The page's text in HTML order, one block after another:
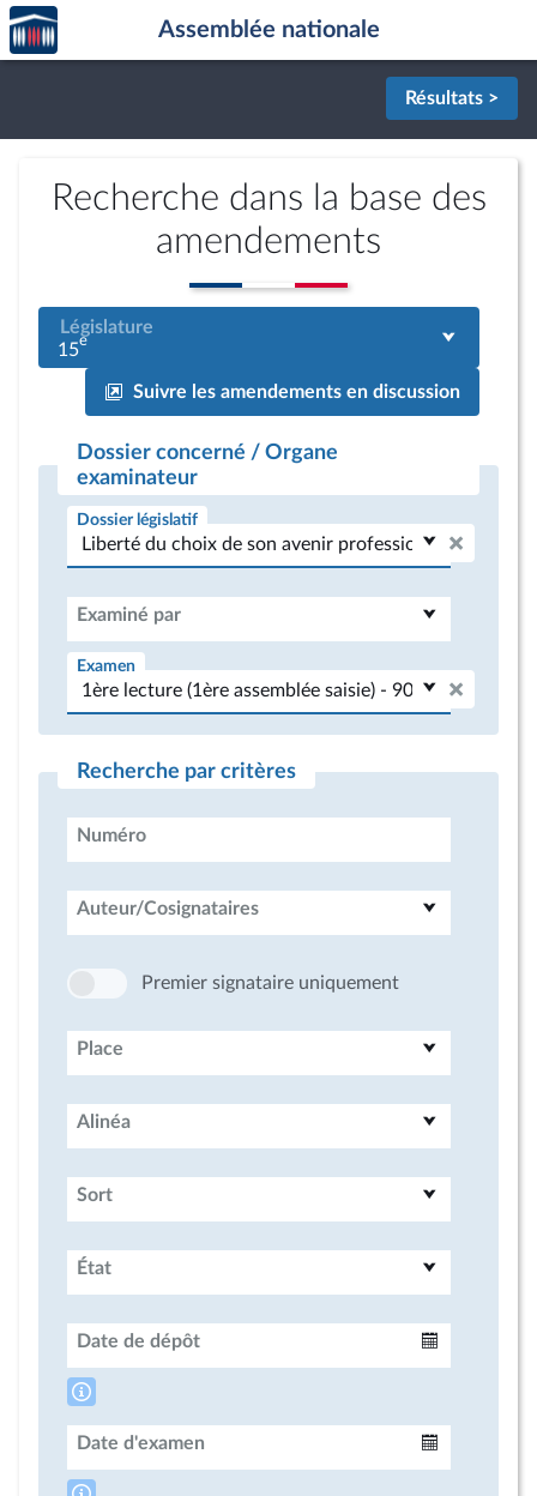
Aller au contenu
Aller en bas de la page
Accèder
à la
page
Assemblée nationale
Résultats >
Recherche dans la base des
amendements
Législature
15e
Suivre les amendements en discussion
Dossier concerné / Organe
examinateur
Dossier législatif
Examiné par
Examen
Recherche par critères
Numéro
Auteur/Cosignataires
Premier signataire uniquement
Place
Alinéa
Sort
État
Date de dépôt
Date d'examen